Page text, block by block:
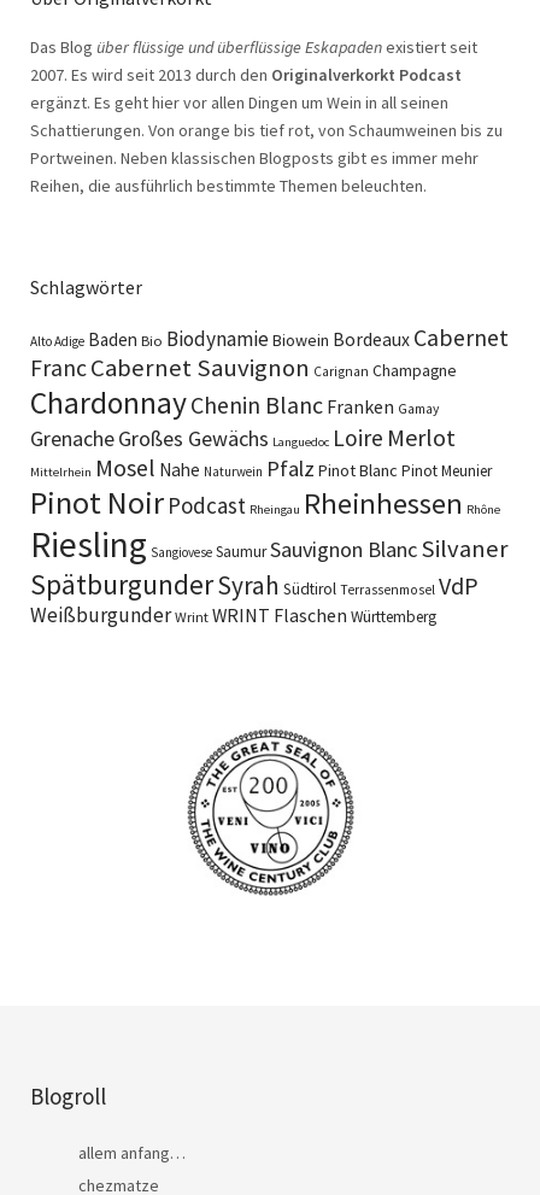
Das Blog über flüssige und überflüssige Eskapadenexistiert seit
2007. Es wird seit 2013 durch den Originalverkorkt Podcast
ergänzt. Es geht hier vor allen Dingen um Wein in all seinen
Schattierungen. Von orange bis tief rot, von Schaumweinen bis zu
Portweinen. Neben klassischen Blogposts gibt es immer mehr
Reihen, die ausführlich bestimmte Themen beleuchten.
Schlagwörter
Alto Adige Baden Bio BiodynamieBiowein Bordeaux Cabernet
FrancCabernet Sauvignon Carignan Champagne
ChardonnayChenin Blanc Franken Gamay
GrenacheGroßes Gewächs Languedoc Loire Merlot
Mittelrhein Mosel Nahe Naturwein Pfalz Pinot Blanc Pinot Meunier
Pinot Noir Podcast Rheingau Rheinhessen Rhône
Riesling Sangiovese SaumurSauvignon BlancSilvaner
SpätburgunderSyrah Südtirol Terrassenmosel VdP
Weißburgunder Wrint WRINT Flaschen Württemberg
Blogroll
allem anfang…
chezmatze